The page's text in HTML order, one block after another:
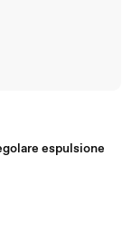
espulsione